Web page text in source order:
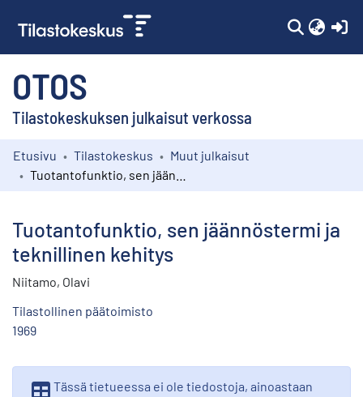
OTOS
Tilastokeskuksen julkaisut verkossa
Kokoelmat
Etusivu Tilastokeskus
Muut julkaisut
Tuotantofunktio, sen jäännöstermi ja
teknillinen kehitys
Niitamo, Olavi
Tilastollinen päätoimisto
1969
Tässä tietueessa ei ole tiedostoja, ainoastaan